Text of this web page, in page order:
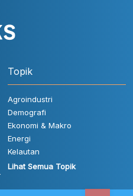
Topik
Agroindustri
Demografi
Ekonomi & Makro
Energi
Kelautan
Lihat Semua Topik